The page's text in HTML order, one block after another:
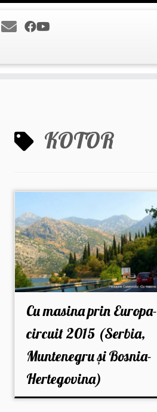
KOTOR
Cu masina prin Europa-
circuit 2015 (Serbia,
Muntenegru și Bosnia-
Hertegovina)